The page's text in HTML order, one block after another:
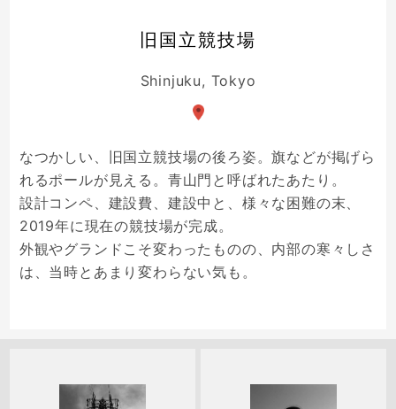
旧国立競技場
Shinjuku, Tokyo
なつかしい、旧国立競技場の後ろ姿。旗などが掲げら
れるポールが見える。青山門と呼ばれたあたり。
設計コンペ、建設費、建設中と、様々な困難の末、
2019年に現在の競技場が完成。
外観やグランドこそ変わったものの、内部の寒々しさ
は、当時とあまり変わらない気も。